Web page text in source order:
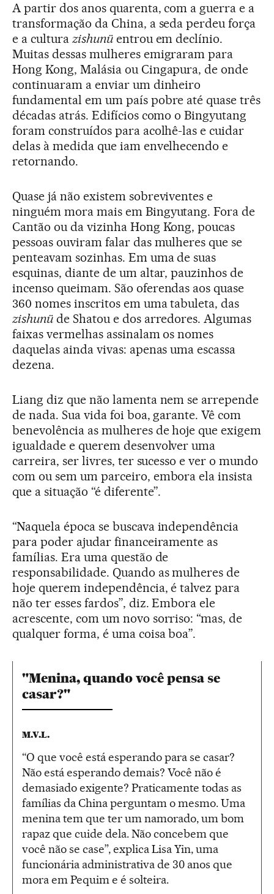
A partir dos anos quarenta, com a guerra e a
transformação da China, a seda perdeu força
e a cultura zishunüentrou em declínio.
Muitas dessas mulheres emigraram para
Hong Kong, Malásia ou Cingapura, de onde
continuaram a enviar um dinheiro
fundamental em um país pobre até quase três
décadas atrás. Edifícios como o Bingyutang
foram construídos para acolhê-las e cuidar
delas à medida que iam envelhecendo e
retornando.
Quase já não existem sobreviventes e
ninguém mora mais em Bingyutang. Fora de
Cantão ou da vizinha Hong Kong, poucas
pessoas ouviram falar das mulheres que se
penteavam sozinhas. Em uma de suas
esquinas, diante de um altar, pauzinhos de
incenso queimam. São oferendas aos quase
360 nomes inscritos em uma tabuleta, das
zishunüde Shatou e dos arredores. Algumas
faixas vermelhas assinalam os nomes
daquelas ainda vivas: apenas uma escassa
dezena.
Liang diz que não lamenta nem se arrepende
de nada. Sua vida foi boa, garante. Vê com
benevolência as mulheres de hoje que exigem
igualdade e querem desenvolver uma
carreira, ser livres, ter sucesso e ver o mundo
com ou sem um parceiro, embora ela insista
que a situação “é diferente”.
“Naquela época se buscava independência
para poder ajudar financeiramente as
famílias. Era uma questão de
responsabilidade. Quando as mulheres de
hoje querem independência, é talvez para
não ter esses fardos”, diz. Embora ele
acrescente, com um novo sorriso: “mas, de
qualquer forma, é uma coisa boa”.
"Menina, quando você pensa se
casar?"
M.V.L.
“O que você está esperando para se casar?
Não está esperando demais? Você não é
demasiado exigente? Praticamente todas as
famílias da China perguntam o mesmo. Uma
menina tem que ter um namorado, um bom
rapaz que cuide dela. Não concebem que
você não se case”, explica Lisa Yin, uma
funcionária administrativa de 30 anos que
mora em Pequim e é solteira.